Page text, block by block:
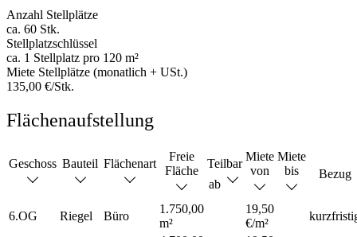
Anzahl Stellplätze
ca. 60 Stk.
Stellplatzschlüssel
ca. 1 Stellplatz pro 120 m²
Miete Stellplätze (monatlich + USt.)
135,00 €/Stk.
Flächenaufstellung
Geschoss Bauteil Flächenart
Freie
Fläche
Teilbar
ab
Miete
von
Miete
bis
Bezug
6.OG Riegel Büro
1.750,00
m²
19,50
€/m²